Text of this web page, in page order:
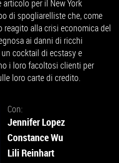
per il New York
di spogliarelliste che, come
reagito alla crisi economica del
ai danni di ricchi
cocktail di ecstasy e
i loro facoltosi clienti per
loro carte di credito.
Con:
Jennifer Lopez
Constance Wu
Lili Reinhart